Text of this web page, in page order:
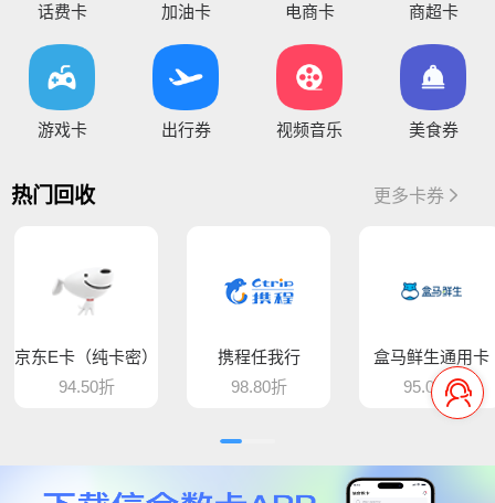
您好，平台新增京东E卡兑换码，产品代码334, 费率97%，销卡较快，欢迎提交！
您好，通兑一卡通临时维护，麻烦暂停提交订单，恢复通知！
骆驼e卡已恢复 ， 欢迎提交订单
平台新增百商一卡通，销卡较快，欢迎提交！
您好 平台新增中百提货券 骏卡益汇卡 骏卡随心卡 欢迎大家前来提交
您好，肯德基现在是秒处理，欢迎大家来提交
话费卡 加油卡 电商卡 商超卡
游戏卡 出行券 视频音乐 美食券
热门回收 更多卡券
京东E卡（纯卡密）
94.50折
携程任我行
98.80折
盒马鲜生通用卡
95.00折